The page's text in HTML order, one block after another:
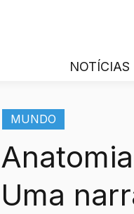
NOTÍCIAS
MUNDO
Uma